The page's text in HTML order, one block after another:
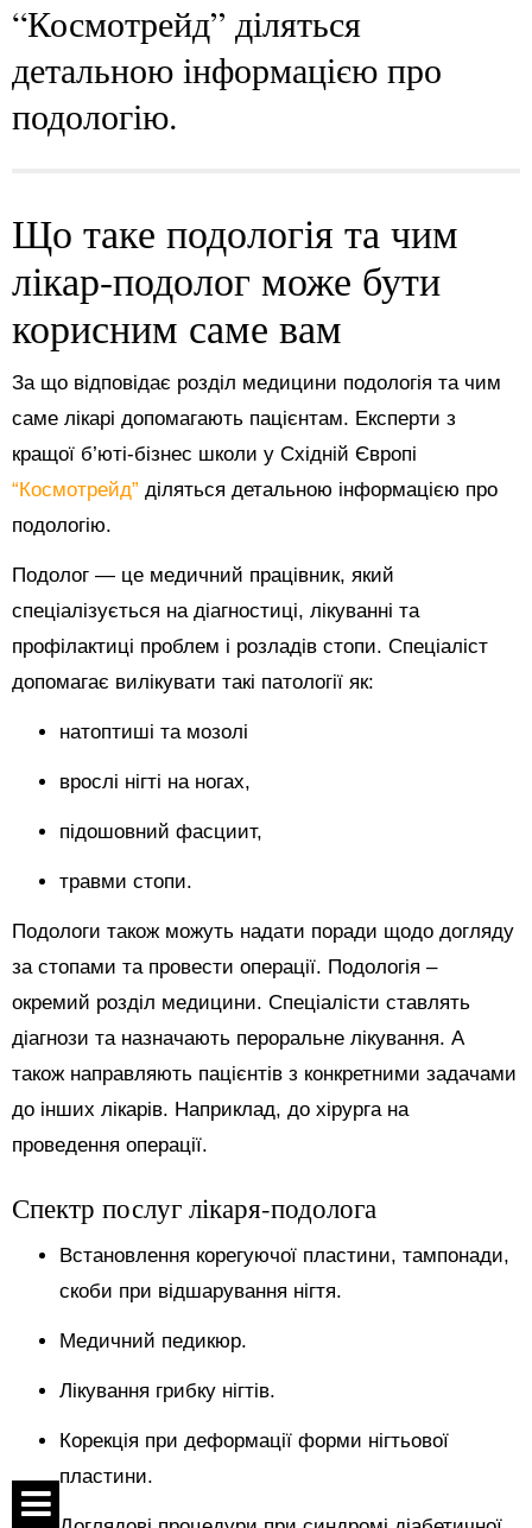
“Космотрейд” діляться
детальною інформацією про
подологію.
Що таке подологія та чим
лікар-подолог може бути
корисним саме вам
За що відповідає розділ медицини подологія та чим
саме лікарі допомагають пацієнтам. Експерти з
кращої б’юті-бізнес школи у Східній Європі
“Космотрейд” діляться детальною інформацією про
подологію.
Подолог — це медичний працівник, який
спеціалізується на діагностиці, лікуванні та
профілактиці проблем і розладів стопи. Спеціаліст
допомагає вилікувати такі патології як:
натоптиші та мозолі
врослі нігті на ногах,
підошовний фасциит,
травми стопи.
Подологи також можуть надати поради щодо догляду
за стопами та провести операції. Подологія –
окремий розділ медицини. Спеціалісти ставлять
діагнози та назначають пероральне лікування. А
також направляють пацієнтів з конкретними задачами
до інших лікарів. Наприклад, до хірурга на
проведення операції.
Спектр послуг лікаря-подолога
Встановлення корегуючої пластини, тампонади,
скоби при відшарування нігтя.
Медичний педикюр.
Лікування грибку нігтів.
Корекція при деформації форми нігтьової
пластини.